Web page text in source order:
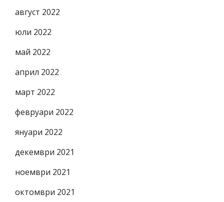
август 2022
юли 2022
май 2022
април 2022
март 2022
февруари 2022
януари 2022
декември 2021
ноември 2021
октомври 2021